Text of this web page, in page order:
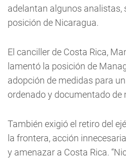
adelantan algunos analistas,
posición de Nicaragua.
El canciller de Costa Rica,
lamentó la posición de
adopción de medidas para
ordenado y documentado de
También exigió el retiro del
la frontera, acción
y amenazar a Costa Rica.